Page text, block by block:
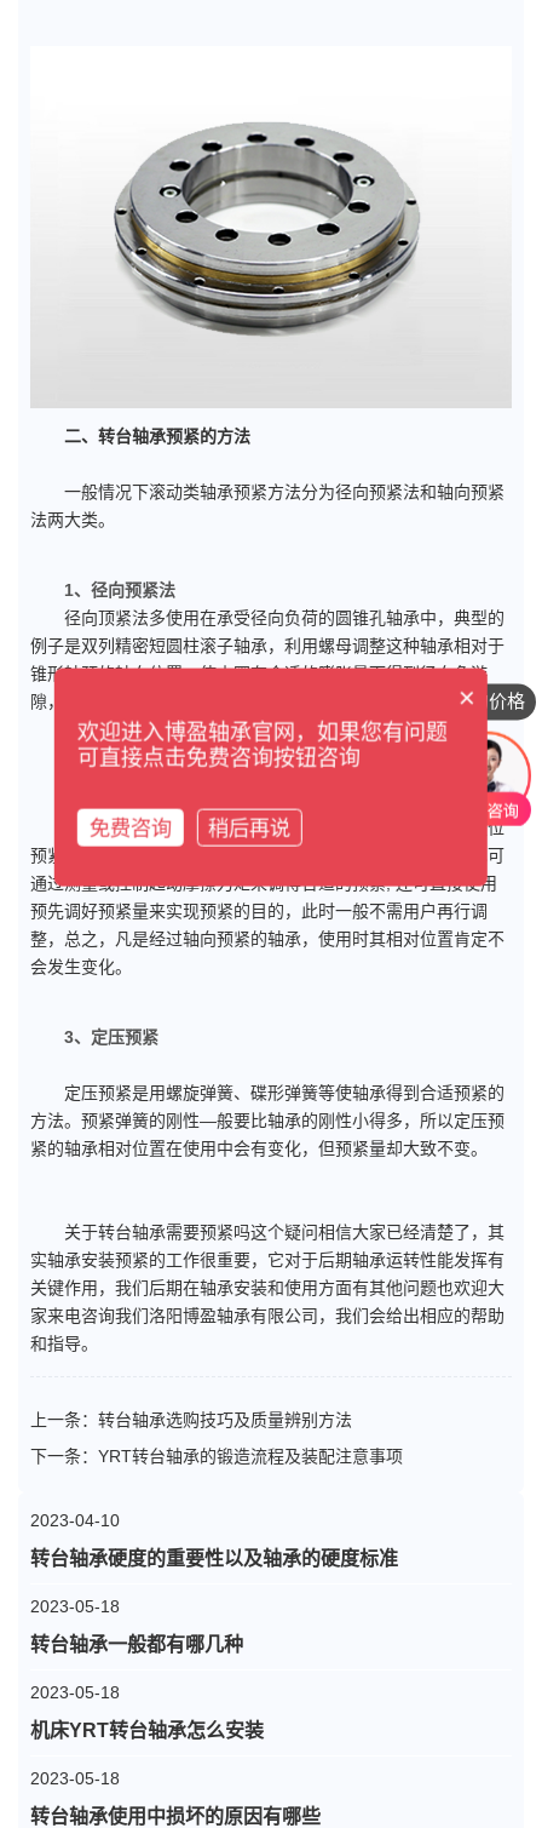
二、转台轴承预紧的方法
一般情况下滚动类轴承预紧方法分为径向预紧法和轴向预紧
法两大类。
1、径向预紧法
径向顶紧法多使用在承受径向负荷的圆锥孔轴承中，典型的
例子是双列精密短圆柱滚子轴承，利用螺母调整这种轴承相对于
锥形轴颈的轴向位置，使内圈有合适的膨胀量而得到径向负游
隙，这种方法多用于机床主轴和喷气式发动机中。
2、轴向预紧法
轴向预紧法大体上可分为定位预紧和定压预紧两种。在定位
预紧中，可通过调整衬套或垫片的尺寸，获得合适预紧量；也可
通过测量或控制起动摩擦力矩来调得合适的预紧; 还可直接使用
预先调好预紧量来实现预紧的目的，此时一般不需用户再行调
整，总之，凡是经过轴向预紧的轴承，使用时其相对位置肯定不
会发生变化。
3、定压预紧
定压预紧是用螺旋弹簧、碟形弹簧等使轴承得到合适预紧的
方法。预紧弹簧的刚性—般要比轴承的刚性小得多，所以定压预
紧的轴承相对位置在使用中会有变化，但预紧量却大致不变。
关于转台轴承需要预紧吗这个疑问相信大家已经清楚了，其
实轴承安装预紧的工作很重要，它对于后期轴承运转性能发挥有
关键作用，我们后期在轴承安装和使用方面有其他问题也欢迎大
家来电咨询我们洛阳博盈轴承有限公司，我们会给出相应的帮助
和指导。
上一条： 转台轴承选购技巧及质量辨别方法
下一条： YRT转台轴承的锻造流程及装配注意事项
2023-04-10
转台轴承硬度的重要性以及轴承的硬度标准
2023-05-18
转台轴承一般都有哪几种
2023-05-18
机床YRT转台轴承怎么安装
2023-05-18
转台轴承使用中损坏的原因有哪些
想咨询具体的价格
×
欢迎进入博盈轴承官网，如果您有问题
可直接点击免费咨询按钮咨询
免费咨询 稍后再说